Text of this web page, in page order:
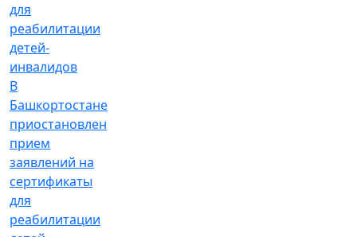
В
Башкортостане
приостановлен
прием
заявлений на
сертификаты
для
реабилитации